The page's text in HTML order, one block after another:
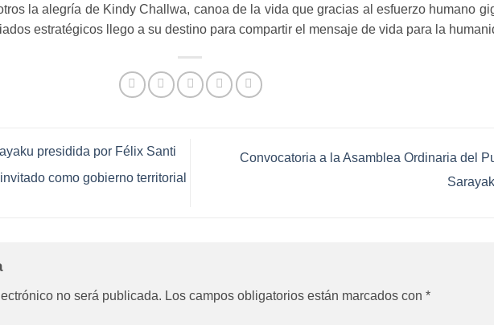
la alegría de Kindy Challwa, canoa de la vida que gracias al esfuerzo humano
estratégicos llego a su destino para compartir el mensaje de vida para la
presidida por Félix Santi
como gobierno territorial
Convocatoria a la Asamblea Ordinaria del
no será publicada. Los campos obligatorios están marcados con *